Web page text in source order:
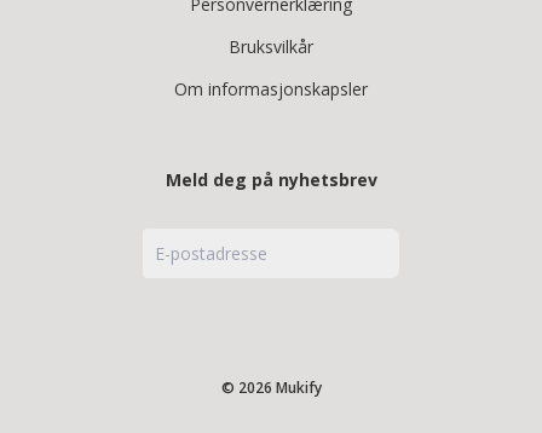
Bruksvilkår
Om informasjonskapsler
Meld deg på nyhetsbrev
© 2026 Mukify